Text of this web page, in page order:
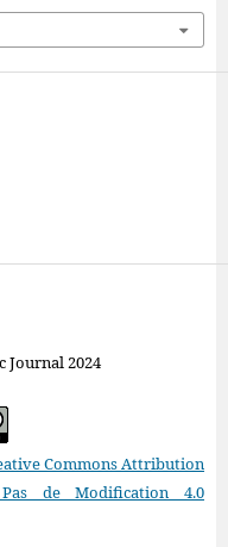
Journal 2024
Commons Attribution
de Modification 4.0